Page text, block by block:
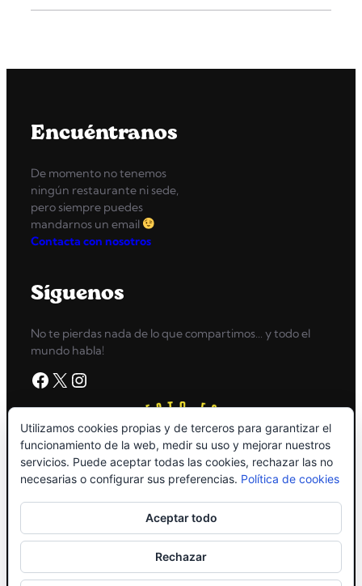
Encuéntranos
De momento no tenemos
ningún restaurante ni sede,
pero siempre puedes
mandarnos un email
Contacta con nosotros
Síguenos
No te pierdas nada de lo que compartimos… y todo el
mundo habla!
Facebook X Instagram
Copyright © 2026High Grossery
Utilizamos cookies propias y de terceros para garantizar el
funcionamiento de la web, medir su uso y mejorar nuestros
servicios. Puede aceptar todas las cookies, rechazar las no
necesarias o configurar sus preferencias. Política de cookies
Aceptar todo
Rechazar